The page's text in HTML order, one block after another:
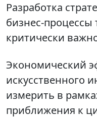
Разработка
бизнес-процессы
критически
Экономический
искусственного
измерить в
приближения к